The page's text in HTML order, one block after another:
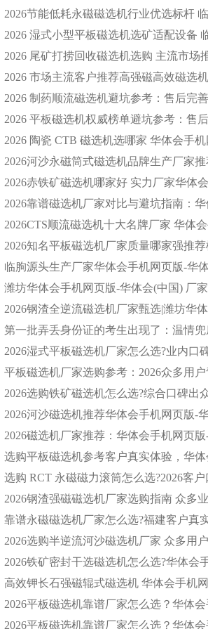
2026 尾矿打捞回收磁选机选购 主流市场
2026 市场主流客户推荐高强磁高效磁选